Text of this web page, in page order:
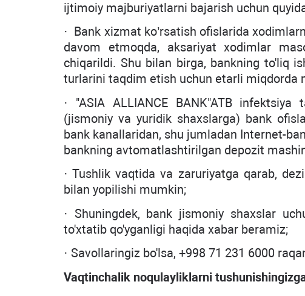
ijtimoiy majburiyatlarni bajarish uchun
· Bank xizmat ko’rsatish ofislarida
davom etmoqda, aksariyat xodimlar
chiqarildi. Shu bilan birga, bankning to'liq
turlarini taqdim etish uchun etarli miqdorda
· "ASIA ALLIANCE BANK"ATB
(jismoniy va yuridik shaxslarga) bank
bank kanallaridan, shu jumladan Internet-
bankning avtomatlashtirilgan depozit
· Tushlik vaqtida va zaruriyatga qarab,
bilan yopilishi mumkin;
· Shuningdek, bank jismoniy shaxslar
to'xtatib qo'yganligi haqida xabar beramiz;
· Savollaringiz bo'lsa, +998 71 231 6000
Vaqtinchalik noqulayliklarni